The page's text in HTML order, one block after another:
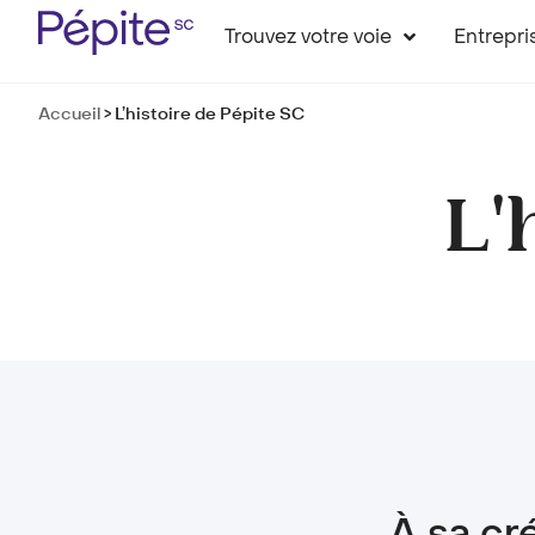
Trouvez votre voie
Accueil> L’histoire de Pépite SC